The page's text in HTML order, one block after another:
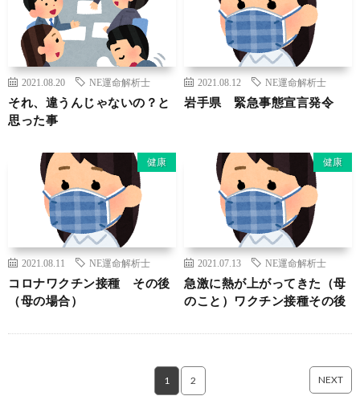
2021.08.20 NE運命解析士
それ、違うんじゃないの？と
思った事
2021.08.12 NE運命解析士
岩手県 緊急事態宣言発令
健康
2021.08.11 NE運命解析士
コロナワクチン接種 その後
（母の場合）
健康
2021.07.13 NE運命解析士
急激に熱が上がってきた（母
のこと）ワクチン接種その後
1 2 NEXT